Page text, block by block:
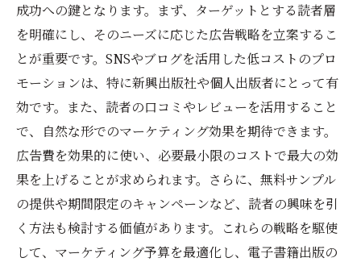
成功への鍵となります。まず、ターゲットとする読者層
を明確にし、そのニーズに応じた広告戦略を立案するこ
とが重要です。SNSやブログを活用した低コストのプロ
モーションは、特に新興出版社や個人出版者にとって有
効です。また、読者の口コミやレビューを活用すること
で、自然な形でのマーケティング効果を期待できます。
広告費を効果的に使い、必要最小限のコストで最大の効
果を上げることが求められます。さらに、無料サンプル
の提供や期間限定のキャンペーンなど、読者の興味を引
く方法も検討する価値があります。これらの戦略を駆使
して、マーケティング予算を最適化し、電子書籍出版の